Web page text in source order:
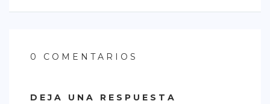
0 COMENTARIOS
DEJA UNA RESPUESTA